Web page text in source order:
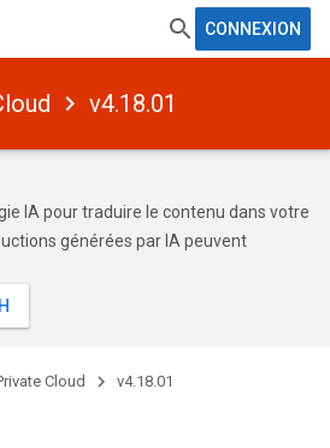
CONNEXION
v4.18.01
IA pour traduire le contenu dans votre
générées par IA peuvent
Cloud
v4.18.01